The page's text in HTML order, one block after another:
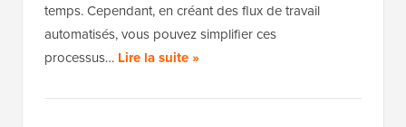
temps. Cependant, en créant des flux de travail
automatisés, vous pouvez simplifier ces
processus… Lire la suite »